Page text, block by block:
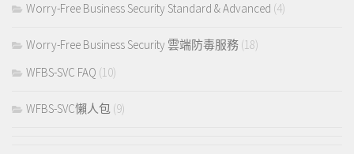
Worry-Free Business Security Standard & Advanced (4)
Worry-Free Business Security 雲端防毒服務 (18)
WFBS-SVC FAQ (10)
WFBS-SVC懶人包 (9)